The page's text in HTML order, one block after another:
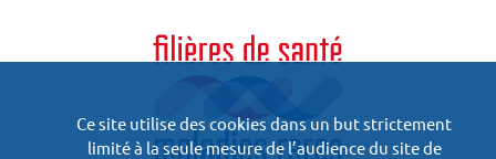
Ce site utilise des cookies dans un but strictement
limité à la seule mesure de l’audience du site de